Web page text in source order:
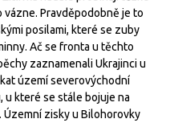
vázne. Pravděpodobně je to
posilami, které se zuby
Ač se fronta u těchto
zaznamenali Ukrajinci u
území severovýchodní
u které se stále bojuje na
Územní zisky u Bilohorovky